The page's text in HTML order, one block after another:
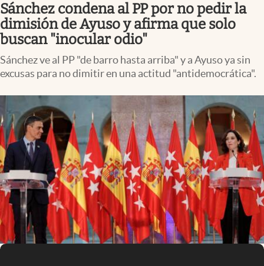
Sánchez condena al PP por no pedir la
dimisión de Ayuso y afirma que solo
buscan "inocular odio"
Sánchez ve al PP "de barro hasta arriba" y a Ayuso ya sin
excusas para no dimitir en una actitud "antidemocrática".